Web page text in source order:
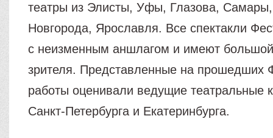
театры из Элисты, Уфы, Глазова,
Новгорода, Ярославля. Все спектакли
с неизменным аншлагом и имеют
зрителя. Представленные на прошедших
работы оценивали ведущие театральные
Санкт-Петербурга и Екатеринбурга.